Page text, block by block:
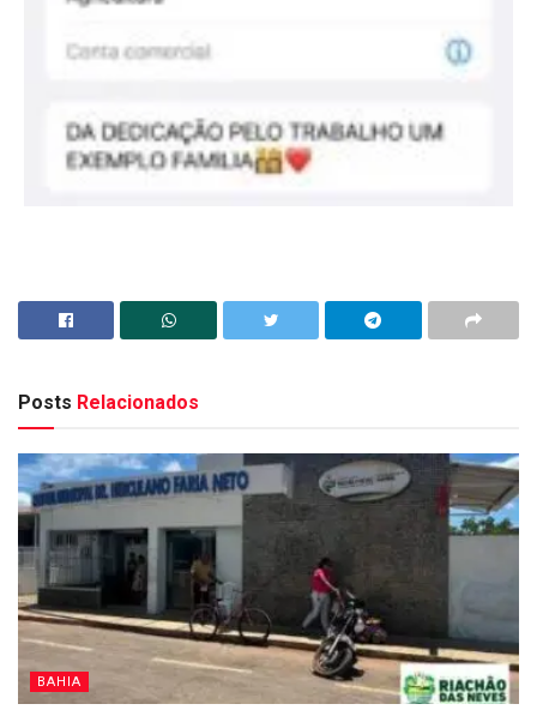
Posts Relacionados
BAHIA